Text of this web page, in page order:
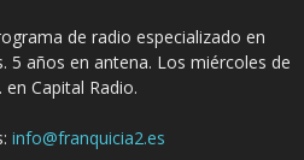
de radio especializado en
5 años en antena. Los miércoles de
en Capital Radio.
info@franquicia2.es